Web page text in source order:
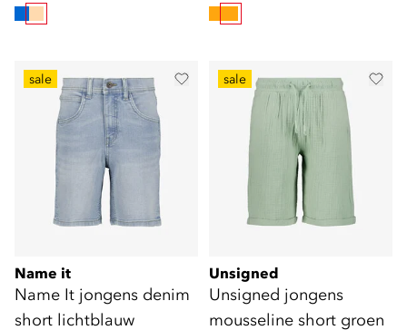
sale
Name it
Name It jongens denim
short lichtblauw
sale
Unsigned
Unsigned jongens
mousseline short groen